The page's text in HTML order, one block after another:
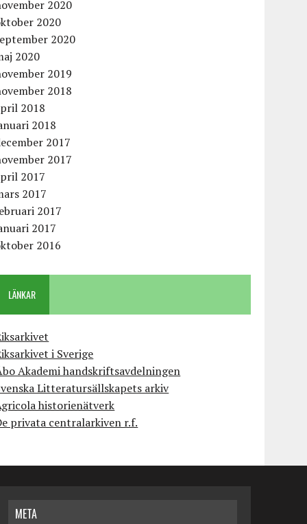
2020
2020
2020
2020
2019
2018
2018
2018
2017
2017
2017
2017
2017
2017
2016
LÄNKAR
i Sverige
Akademi handskriftsavdelningen
Litteratursällskapets arkiv
historienätverk
privata centralarkiven r.f.
META